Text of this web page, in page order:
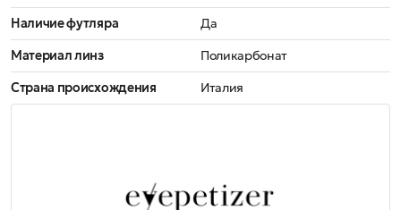
Наличие футляра
Да
Материал линз
Поликарбонат
Страна происхождения
Италия